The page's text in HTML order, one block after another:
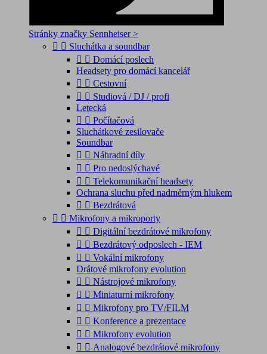
Stránky značky Sennheiser >
  Sluchátka a soundbar
  Domácí poslech
Headsety pro domácí kancelář
  Cestovní
  Studiová / DJ / profi
Letecká
  Počítačová
Sluchátkové zesilovače
Soundbar
  Náhradní díly
  Pro nedoslýchavé
  Telekomunikační headsety
Ochrana sluchu před nadměrným hlukem
  Bezdrátová
  Mikrofony a mikroporty
  Digitální bezdrátové mikrofony
  Bezdrátový odposlech - IEM
  Vokální mikrofony
Drátové mikrofony evolution
  Nástrojové mikrofony
  Miniaturní mikrofony
  Mikrofony pro TV/FILM
  Konference a prezentace
  Mikrofony evolution
  Analogové bezdrátové mikrofony